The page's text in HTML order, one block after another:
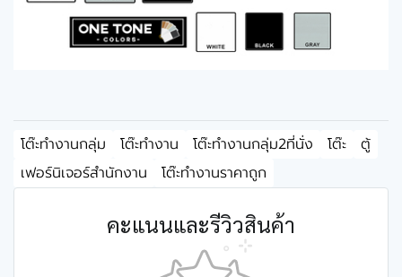
โต๊ะทำงานกลุ่ม โต๊ะทำงาน โต๊ะทำงานกลุ่ม2ที่นั่ง โต๊ะ
ตู้
เฟอร์นิเจอร์สำนักงาน
โต๊ะทำงานราคาถูก
คะแนนและรีวิวสินค้า